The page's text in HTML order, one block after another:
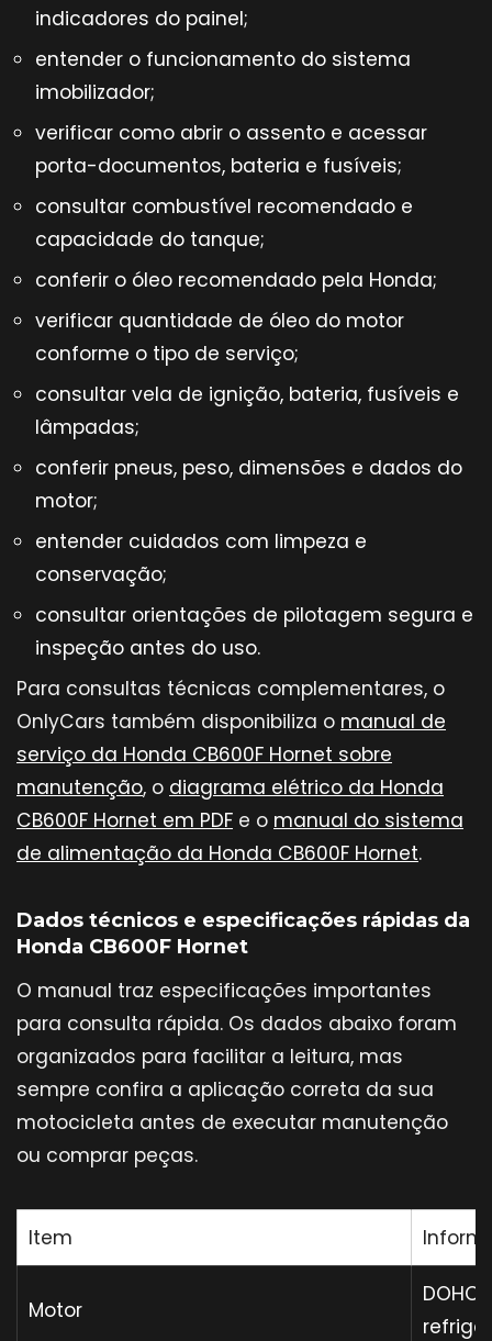
indicadores do painel;
entender o funcionamento do sistema
imobilizador;
verificar como abrir o assento e acessar
porta-documentos, bateria e fusíveis;
consultar combustível recomendado e
capacidade do tanque;
conferir o óleo recomendado pela Honda;
verificar quantidade de óleo do motor
conforme o tipo de serviço;
consultar vela de ignição, bateria, fusíveis e
lâmpadas;
conferir pneus, peso, dimensões e dados do
motor;
entender cuidados com limpeza e
conservação;
consultar orientações de pilotagem segura e
inspeção antes do uso.
Para consultas técnicas complementares, o
OnlyCars também disponibiliza o manual de
serviço da Honda CB600F Hornet sobre
manutenção, o diagrama elétrico da Honda
CB600F Hornet em PDF e o manual do sistema
de alimentação da Honda CB600F Hornet.
Dados técnicos e especificações rápidas da
Honda CB600F Hornet
O manual traz especificações importantes
para consulta rápida. Os dados abaixo foram
organizados para facilitar a leitura, mas
sempre confira a aplicação correta da sua
motocicleta antes de executar manutenção
ou comprar peças.
Item
Motor